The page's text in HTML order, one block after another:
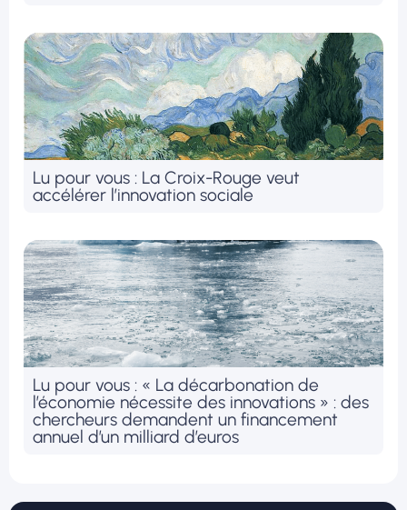
Lu pour vous : La Croix-Rouge veut
accélérer l’innovation sociale
Lu pour vous : « La décarbonation de
l’économie nécessite des innovations » : des
chercheurs demandent un financement
annuel d’un milliard d’euros